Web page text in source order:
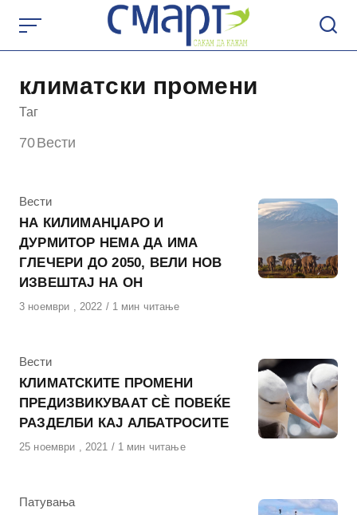
content
климатски промени
Таг
70Вести
КАтегорија
Вести
НА КИЛИМАНЏАРО И
ДУРМИТОР НЕМА ДА ИМА
ГЛЕЧЕРИ ДО 2050, ВЕЛИ НОВ
ИЗВЕШТАЈ НА ОН
Објавено
3 ноември , 2022 1 мин читање
КАтегорија
Вести
КЛИМАТСКИТЕ ПРОМЕНИ
ПРЕДИЗВИКУВААТ СÈ ПОВЕЌЕ
РАЗДЕЛБИ КАЈ АЛБАТРОСИТЕ
Објавено
25 ноември , 2021 1 мин читање
КАтегорија
Патувања